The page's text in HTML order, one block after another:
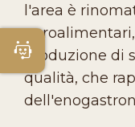
l'area è
produzione di
qualità, che
Apri Chatbot